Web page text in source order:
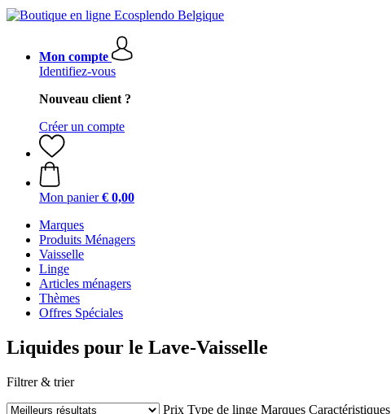
Mon compte
Identifiez-vous
Nouveau client ?
Créer un compte
Mon panier € 0,00
Marques
Produits Ménagers
Vaisselle
Linge
Articles ménagers
Thèmes
Offres Spéciales
Liquides pour le Lave-Vaisselle
Filtrer & trier
Prix Type de linge Marques Caractéristiques